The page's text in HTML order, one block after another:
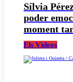
Sílvia
poder
moment
Els Vídeos